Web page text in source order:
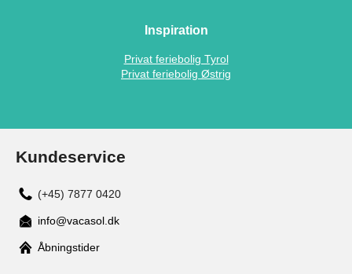
Inspiration
Privat feriebolig Tyrol
Privat feriebolig Østrig
Kundeservice
(+45) 7877 0420
info@vacasol.dk
Åbningstider